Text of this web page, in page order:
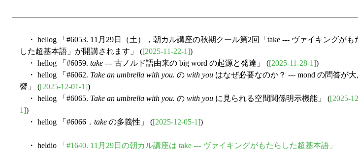
・ hellog 「#6053. 11月29日（土），朝カル講座の秋期クール第2回「take --- ヴァイキングがも
した超基本語」が開講されます」 ([2025-11-22-1])
・ hellog 「#6059. take --- 古ノルド語由来の big word の起源と発達」 ([2025-11-28-1])
・ hellog 「#6062. Take an umbrella with you. の with you はなぜ必要なのか？ --- mond の問答が大
響」 ([2025-12-01-1])
・ hellog 「#6065. Take an umbrella with you. の with you に見られる空間関係明示機能」 ([2025-
1])
・ hellog 「#6066． take の多義性」 ([2025-12-05-1])
・ heldio
「#1640. 11月29日の朝カル講座は take --- ヴァイキングがもたらした超基本語」